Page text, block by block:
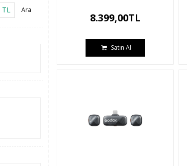
TL Ara
8.399,00TL
Satın Al